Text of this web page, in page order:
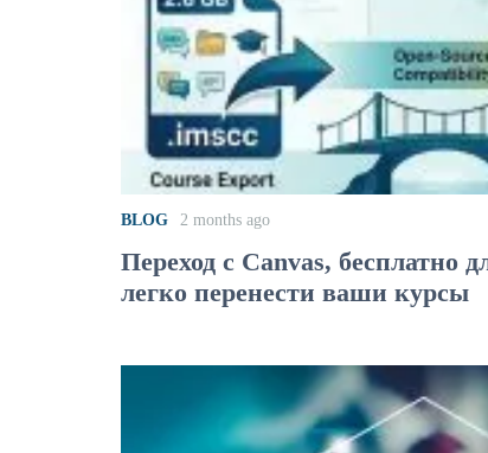
BLOG 2 months ago
Переход с Canvas, бесплатно
легко перенести ваши курсы